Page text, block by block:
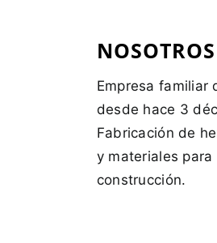
NOSOTROS
Empresa familiar
desde hace 3
Fabricación de
y materiales para
construcción.